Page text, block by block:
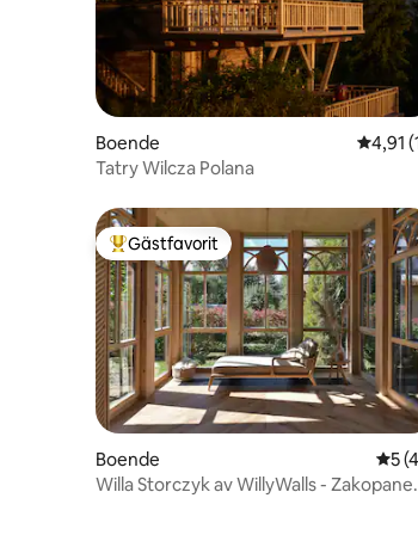
Boende 4,91
4,91
Tatry Wilcza Polana
Populär gästfavorit
Gästfavorit
Boende 5 av
5
Willa Storczyk av WillyWalls - Zakopane